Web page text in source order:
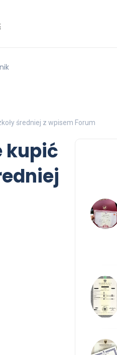
średniej z wpisem Forum
kupić